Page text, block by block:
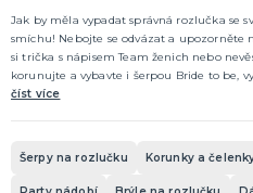
Prodejny
Rozvoz
Párty Blog
Kariéra
Kontakt
KOSTÝMY, DOPLŇKY, MASKY
Valentýn
Halloween
Mikuláš, čert a anděl
Vánoce
Čarodějnice
DALŠÍ KATEGORIE
Jak by měla vypadat správná rozlučka se
smíchu! Nebojte se odvázat a
si trička s nápisem Team ženich nebo
korunujte a vybavte i šerpou Bride to be,
obrovské brýle! A záležet si dejte i na
číst více
Šerpy na rozlučku Korunky a